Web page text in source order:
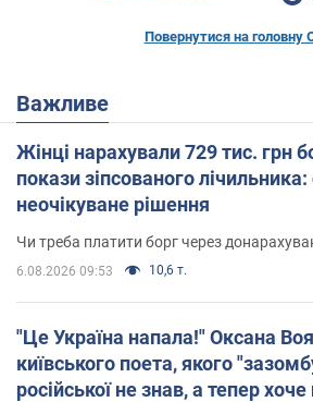
Повернутися на головну
Важливе
Жінці нарахували 729 тис. грн
покази зіпсованого
неочікуване рішення
Чи треба платити борг через
6.08.2026 09:53 10,6 т.
"Це Україна напала!" Оксана
київського поета, якого
російської не знав, а тепер